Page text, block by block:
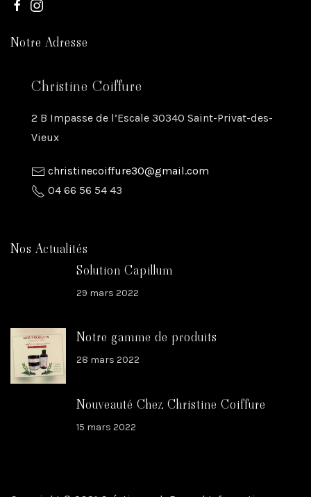
Notre Adresse
Christine Coiffure
2 B Impasse de l’Escale 30340 Saint-Privat-des-
Vieux
christinecoiffure30@gmail.com
04 66 56 54 43
Nos Actualités
Solution Capillum
29 mars 2022
Notre gamme de produits
28 mars 2022
Nouveauté Chez Christine Coiffure
15 mars 2022